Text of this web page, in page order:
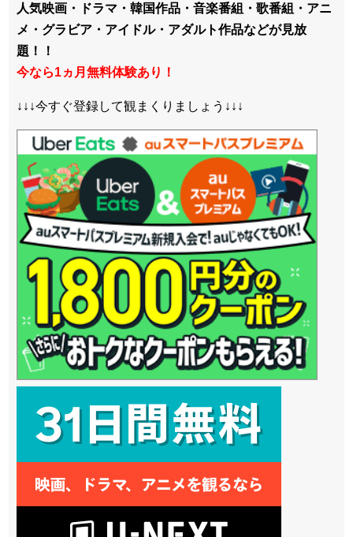
人気映画・ドラマ・韓国作品・音楽番組・歌番組・アニ
メ・グラビア・アイドル・アダルト作品などが見放
題！！
今なら1ヵ月無料体験あり！
↓↓↓今すぐ登録して観まくりましょう↓↓↓